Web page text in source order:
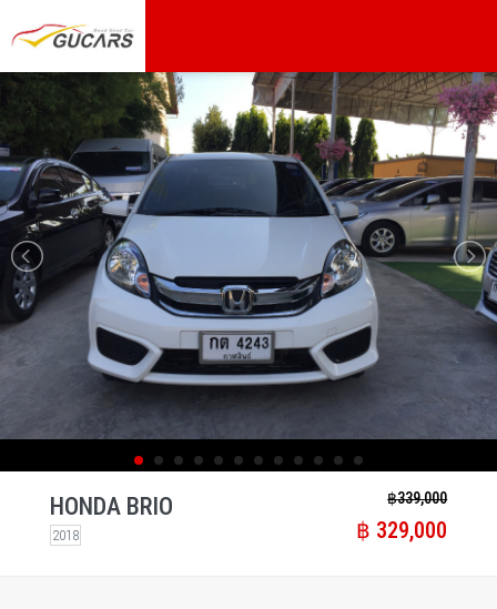
HONDA BRIO
2018
฿​ 339,000
฿​ 329,000